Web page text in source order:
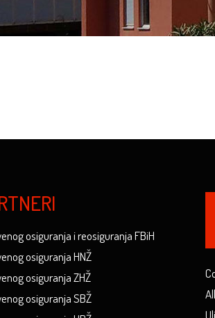
osiguranja i reosiguranja FBiH
osiguranja HNŽ
osiguranja ZHŽ
osiguranja SBŽ